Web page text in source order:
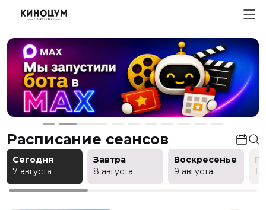
Расписание сеансов
Сегодня
7 августа
Завтра
8 августа
Воскресенье
9 августа